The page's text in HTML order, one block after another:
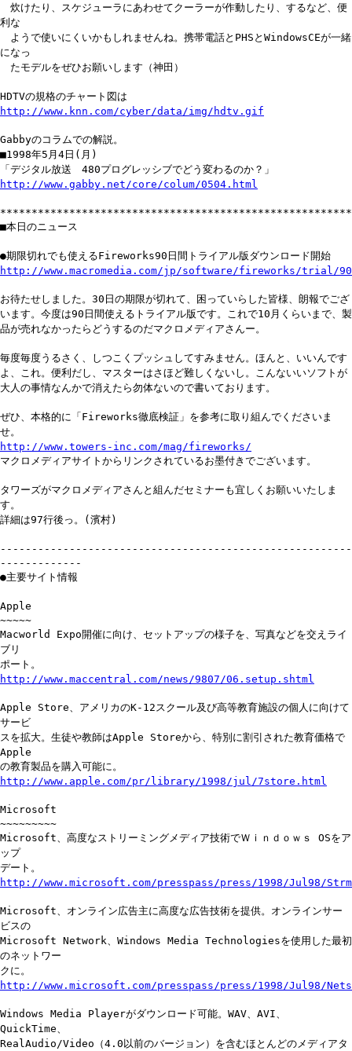
炊けたり、スケジューラにあわせてクーラーが作動したり、するなど、便
利な
ようで使いにくいかもしれませんね。携帯電話とPHSとWindowsCEが一緒
になっ
たモデルをぜひお願いします（神田）
HDTVの規格のチャート図は
http://www.knn.com/cyber/data/img/hdtv.gif
Gabbyのコラムでの解説。
■1998年5月4日(月)
「デジタル放送 480プログレッシブでどう変わるのか？」
http://www.gabby.net/core/colum/0504.html
■本日のニュース
●期限切れでも使えるFireworks90日間トライアル版ダウンロード開始
http://www.macromedia.com/jp/software/fireworks/trial/
お待たせしました。30日の期限が切れて、困っていらした皆様、朗報でござ
います。今度は90日間使えるトライアル版です。これで10月くらいまで、製
品が売れなかったらどうするのだマクロメディアさんー。
毎度毎度うるさく、しつこくプッシュしてすみません。ほんと、いいんです
よ、これ。便利だし、マスターはさほど難しくないし。こんないいソフトが
大人の事情なんかで消えたら勿体ないので書いております。
ぜひ、本格的に「Fireworks徹底検証」を参考に取り組んでくださいま
せ。
http://www.towers-inc.com/mag/fireworks/
マクロメディアサイトからリンクされているお墨付きでございます。
タワーズがマクロメディアさんと組んだセミナーも宜しくお願いいたしま
す。
詳細は97行後っ。(濱村)
--------------------------------------------------------
-------------
●主要サイト情報
Apple
~~~~~
Macworld Expo開催に向け、セットアップの様子を、写真などを交えライ
ブリ
ポート。
http://www.maccentral.com/news/9807/06.setup.shtml
Apple Store、アメリカのK-12スクール及び高等教育施設の個人に向けて
サービ
スを拡大。生徒や教師はApple Storeから、特別に割引された教育価格で
Apple
の教育製品を購入可能に。
http://www.apple.com/pr/library/1998/jul/7store.html
Microsoft
~~~~~~~~~
Microsoft、高度なストリーミングメディア技術でＷｉｎｄｏｗｓ OSをア
ップ
デート。
http://www.microsoft.com/presspass/press/1998/Jul98/
Microsoft、オンライン広告主に高度な広告技術を提供。オンラインサー
ビスの
Microsoft Network、Windows Media Technologiesを使用した最初
のネットワー
クに。
http://www.microsoft.com/presspass/press/1998/Jul98/
Windows Media Playerがダウンロード可能。WAV、AVI、
QuickTime、
RealAudio/Video（4.0以前のバージョン）を含むほとんどのメディアタ